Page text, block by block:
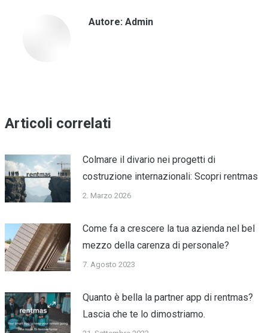
Autore: Admin
Articoli correlati
Colmare il divario nei progetti di
costruzione internazionali: Scopri rentmas
2. Marzo 2026
Come fa a crescere la tua azienda nel bel
mezzo della carenza di personale?
7. Agosto 2023
Quanto è bella la partner app di rentmas?
Lascia che te lo dimostriamo.